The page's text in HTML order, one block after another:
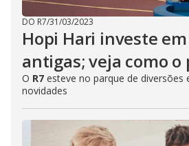
DO R7/31/03/2023
Hopi Hari investe
antigas; veja como o
O R7 esteve no parque de diversões
novidades